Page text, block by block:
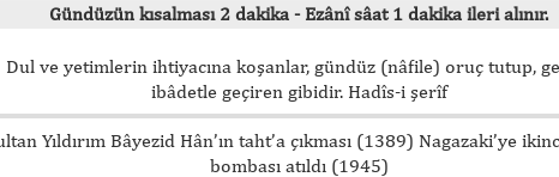
Gündüzün kısalması 2 dakika - Ezânî sâat 1 dakika ileri alınır.
Dul ve yetimlerin ihtiyacına koşanlar, gündüz (nâfile) oruç tutup,
ibâdetle geçiren gibidir. Hadîs-i şerîf
Yıldırım Bâyezid Hân’ın taht’a çıkması (1389) Nagazaki’ye
bombası atıldı (1945)